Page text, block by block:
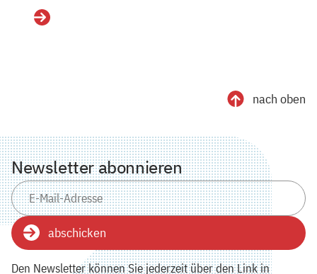
Details
nach oben
Newsletter abonnieren
abschicken
Den Newsletter können Sie jederzeit über den Link in